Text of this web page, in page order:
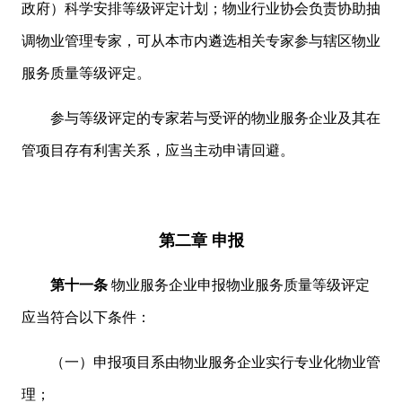
政府）科学安排等级评定计划；物业行业协会负责协助抽
调物业管理专家，可从本市内遴选相关专家参与辖区物业
服务质量等级评定。
参与等级评定的专家若与受评的物业服务企业及其在
管项目存有利害关系，应当主动申请回避。
第二章 申报
第十一条物业服务企业申报物业服务质量等级评定
应当符合以下条件：
（一）申报项目系由物业服务企业实行专业化物业管
理；